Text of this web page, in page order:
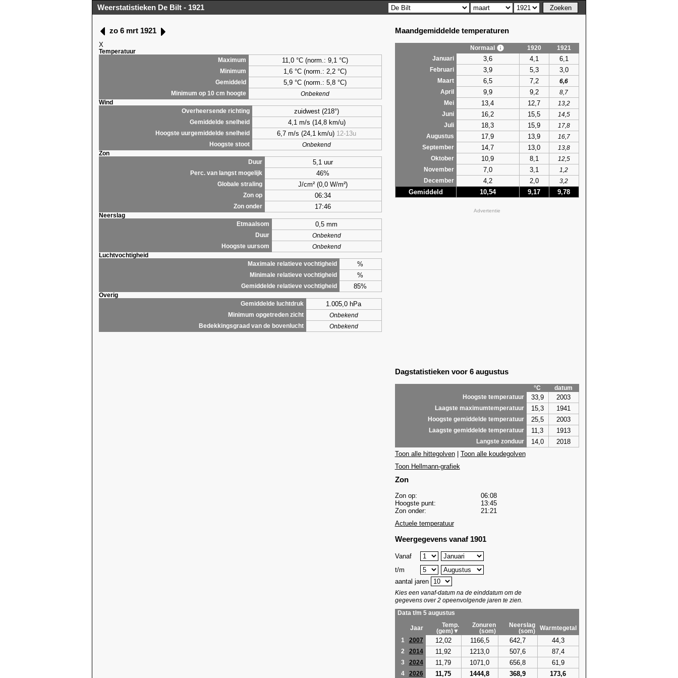
Weerstatistieken De Bilt - 1921
zo 6 mrt 1921
X
Temperatuur
Maximum
11,0 °C (norm.: 9,1 °C)
Minimum 1,6°C (norm.: 2,2 °C)
Gemiddeld 5,9°C (norm.: 5,8 °C)
Minimum op 10 cm hoogte
Onbekend
Wind
Overheersende richting
zuidwest (218°)
Gemiddelde snelheid 4,1 m/s (14,8 km/u)
Hoogste uurgemiddelde snelheid 6,7 m/s (24,1 km/u) 12-13u
Hoogste stoot
Onbekend
Zon
Duur
5,1 uur
Perc. van langst mogelijk 46%
Globale straling J/cm² (0,0 W/m²)
Zon op 06:34
Zon onder 17:46
Neerslag
Etmaalsom
0,5 mm
Duur
Onbekend
Hoogste uursom
Onbekend
Luchtvochtigheid
Maximale relatieve vochtigheid
%
Minimale relatieve vochtigheid %
Gemiddelde relatieve vochtigheid 85%
Overig
Gemiddelde luchtdruk
1.005,0 hPa
Minimum opgetreden zicht
Onbekend
Bedekkingsgraad van de bovenlucht
Onbekend
Maandgemiddelde temperaturen
Normaal 1920
1921
Januari
3,6 4,1 6,1
Februari 3,9 5,3 3,0
Maart 6,5 7,2
6,6
April
9,9 9,2
8,7
Mei
13,4 12,7
13,2
Juni
16,2 15,5
14,5
Juli
18,3 15,9
17,8
Augustus
17,9 13,9
16,7
September
14,7 13,0
13,8
Oktober
10,9 8,1
12,5
November
7,0 3,1
1,2
December
4,2 2,0 3,2
Gemiddeld 10,54 9,17 9,78
Advertentie
Dagstatistieken voor 6 augustus
°C
datum
Hoogste temperatuur
33,9 2003
Laagste maximumtemperatuur 15,3 1941
Hoogste gemiddelde temperatuur 25,5 2003
Laagste gemiddelde temperatuur 11,3 1913
Langste zonduur 14,0
2018
Toon alle hittegolven| Toon alle koudegolven
Toon Hellmann-grafiek
Zon
Zon op:
06:08
Hoogste punt:
13:45
Zon onder:
21:21
Actuele temperatuur
Weergegevens vanaf 1901
Vanaf
t/m
aantal jaren
Kies een vanaf-datum na de einddatum om de
gegevens over 2 opeenvolgende jaren te zien.
Data t/m 5 augustus
Jaar
Temp.
(gem)▼
Zonuren
(som)
Neerslag
(som)
Warmtegetal
1
2007 12,02 1166,5 642,7 44,3
2 2014 11,92 1213,0 507,6 87,4
3 2024 11,79 1071,0 656,8 61,9
4 2026 11,75 1444,8 368,9 173,6